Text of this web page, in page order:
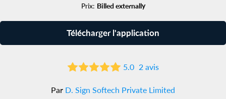
Prix: Billed externally
Télécharger l'application
5.0 2 avis
Par D. Sign Softech Private Limited